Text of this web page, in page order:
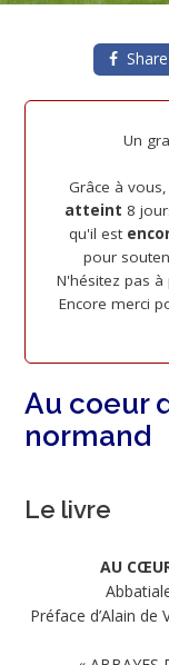
Share
Un
Grâce à
atteint 8
qu'il est
pour
N'hésitez pas
Encore merci
Au coeur
normand
Le livre
AU
Préface d’Alain